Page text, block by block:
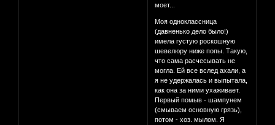
моет...
Моя одноклассница
(давненько дело было!)
имела густую роскошную
шевелюру ниже попы. Такую,
что сама расчесывать не
могла. Ей все вслед ахали, а
я не удержалась и выпытала,
как она за ними ухаживает.
Первый помыв - шампунем
(смываем основную грязь),
потом - хоз. мылом. Я